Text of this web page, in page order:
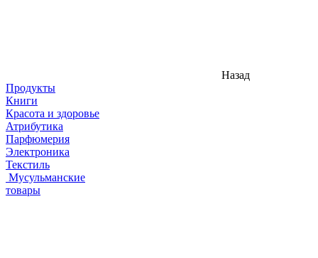
Назад
Продукты
Книги
Красота и здоровье
Атрибутика
Парфюмерия
Электроника
Текстиль
Мусульманские
товары